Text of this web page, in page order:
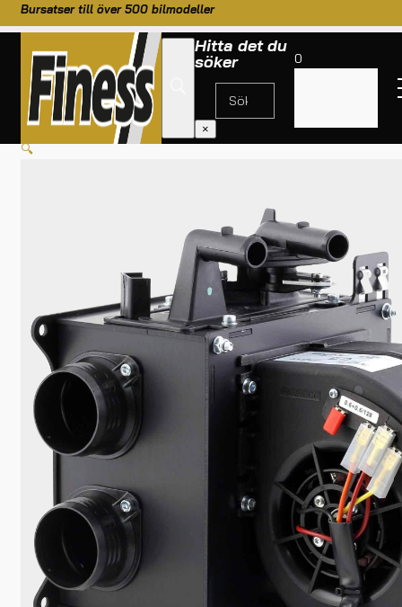
Bursatser till över 500 bilmodeller
Hitta det du
söker
×
0
HEM TILL BILEN /ELEKTRONIK VÄRMEPAKET 5KW
🔍